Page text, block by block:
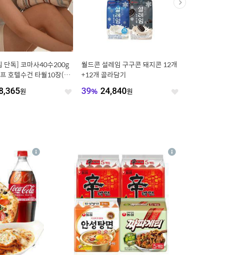
단독] 코마사40수200g
호텔수건 타월10장(선
원 좋
월드콘 설레임 구구콘 돼지콘 12개
+12개 골라담기
39% 24,840원 좋
상 상